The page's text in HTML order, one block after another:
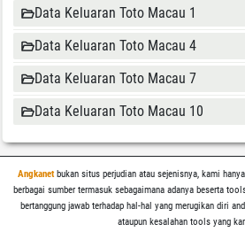
Data Keluaran Toto Macau 1
Data Keluaran Toto Macau 4
Data Keluaran Toto Macau 7
Data Keluaran Toto Macau 10
Angkanetbukan situs perjudian atau sejenisnya, kami
berbagai sumber termasuk sebagaimana adanya beserta
bertanggung jawab terhadap hal-hal yang merugikan diri
ataupun kesalahan tools yang